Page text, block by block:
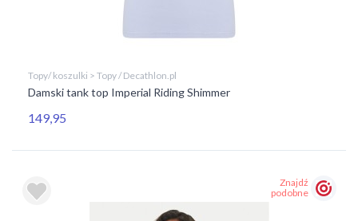
Topy/ koszulki > Topy / Decathlon.pl
Damski tank top Imperial Riding Shimmer
149,95
Znajdź
podobne